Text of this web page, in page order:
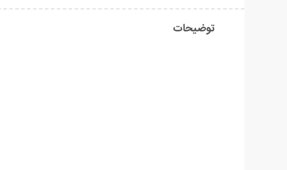
توضیحات